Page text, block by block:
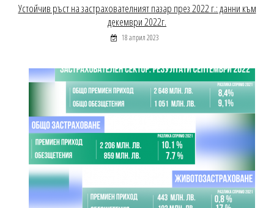
Устойчив ръст на застрахователният пазар през 2022 г.: данни към
декември 2022г.
18 април 2023